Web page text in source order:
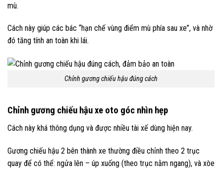
mù.
Cách này giúp các bác “hạn chế vùng điểm mù phía sau xe”, và nhờ
đó tăng tính an toàn khi lái.
Chỉnh gương chiếu hậu đúng cách
Chỉnh gương chiếu hậu xe oto góc nhìn hẹp
Cách này khá thông dụng và được nhiều tài xế dùng hiện nay.
Gương chiếu hậu 2 bên thành xe thường điều chỉnh theo 2 trục
quay để có thể: ngửa lên – úp xuống (theo trục nằm ngang), và xòe